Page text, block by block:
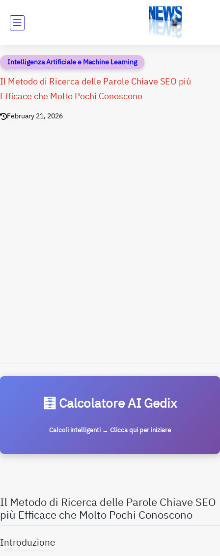
Intelligenza Artificiale e Machine Learning
Il Metodo di Ricerca delle Parole Chiave SEO più
Efficace che Molto Pochi Conoscono
February 21, 2026
🧮 Calcolatore AI Gedix
Calcoli intelligenti → Clicca qui per iniziare
Il Metodo di Ricerca delle Parole Chiave SEO
più Efficace che Molto Pochi Conoscono
Introduzione